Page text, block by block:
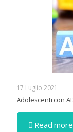
17 Luglio 2021
Adolescenti con
Read more